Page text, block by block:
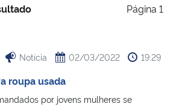
Página 1
Notícia 02/03/2022 19:29
roupa usada
por jovens mulheres se